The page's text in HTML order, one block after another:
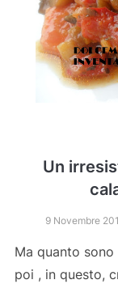
Un
9 Novembre
Ma quanto sono
poi , in questo,